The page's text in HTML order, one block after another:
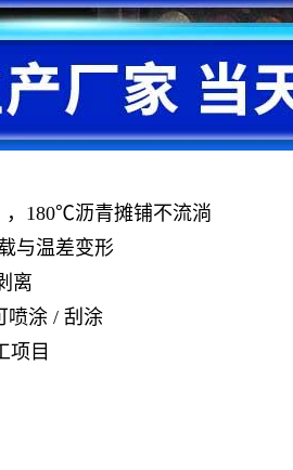
180℃沥青摊铺不流淌
与温差变形
离
喷涂 / 刮涂
项目